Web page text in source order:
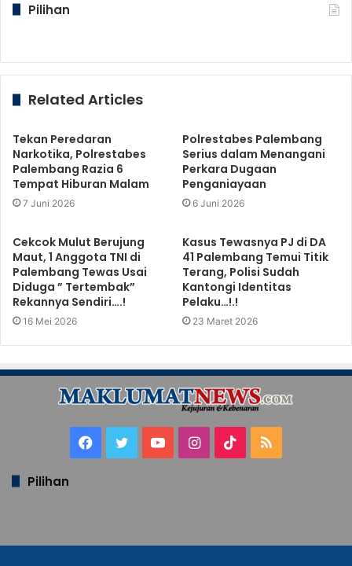
Pilihan
Related Articles
Tekan Peredaran
Narkotika, Polrestabes
Palembang Razia 6
Tempat Hiburan Malam
7 Juni 2026
Polrestabes Palembang
Serius dalam Menangani
Perkara Dugaan
Penganiayaan
6 Juni 2026
Cekcok Mulut Berujung
Maut, 1 Anggota TNI di
Palembang Tewas Usai
Diduga ” Tertembak”
Rekannya Sendiri….!
16 Mei 2026
Kasus Tewasnya PJ di DA
41 Palembang Temui Titik
Terang, Polisi Sudah
Kantongi Identitas
Pelaku…!.!
23 Maret 2026
Facebook
TwitterYouTubeInstagram
TikTokRSS
Pilihan